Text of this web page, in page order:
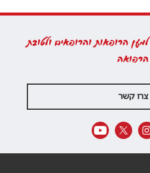
למען הרופאות והרופאים ולטובת
הרפואה
צרו קשר